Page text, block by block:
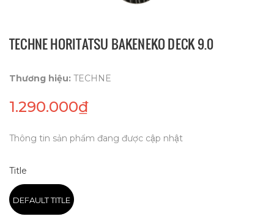
TECHNE HORITATSU BAKENEKO DECK 9.0
Thương hiệu: TECHNE
1.290.000₫
Thông tin sản phẩm đang được cập nhật
Title
DEFAULT TITLE